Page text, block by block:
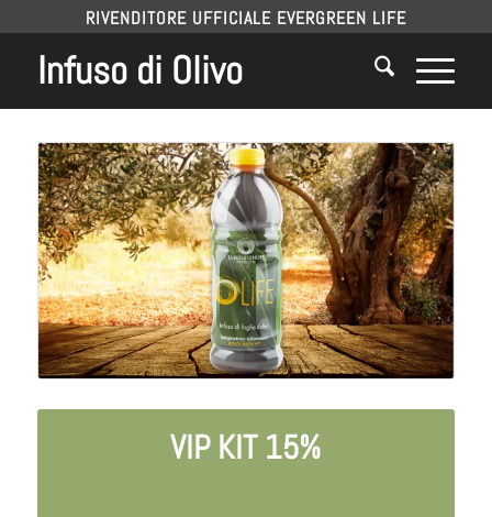
RIVENDITORE UFFICIALE EVERGREEN LIFE
Infuso di Olivo
VIP KIT 15%